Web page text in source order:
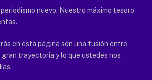
nuevo. Nuestro máximo tesoro
en esta página son una fusión entre
trayectoria y lo que ustedes nos